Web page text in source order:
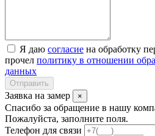
Я даю согласие на обработку
прочел политику в отношении
данных
Отправить
Заявка на замер ×
Спасибо за обращение в нашу
Пожалуйста, заполните поля.
Телефон для связи